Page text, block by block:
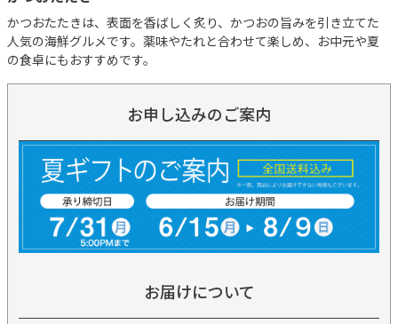
かつおたたきは、表面を香ばしく炙り、かつおの旨みを引き立てた
人気の海鮮グルメです。薬味やたれと合わせて楽しめ、お中元や夏
の食卓にもおすすめです。
お申し込みのご案内
お届けについて